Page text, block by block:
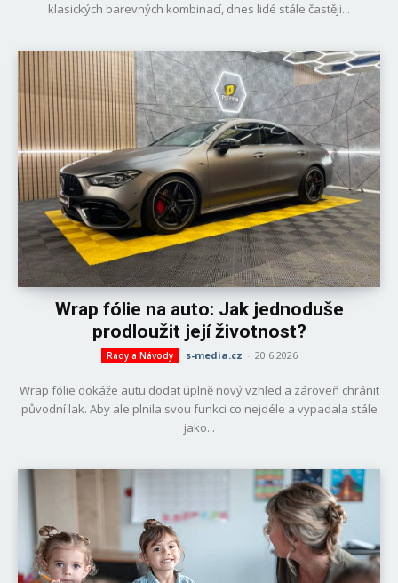
klasických barevných kombinací, dnes lidé stále častěji...
Wrap fólie na auto: Jak jednoduše
prodloužit její životnost?
Rady a Návody s-media.cz - 20.6.2026
Wrap fólie dokáže autu dodat úplně nový vzhled a zároveň chránit
původní lak. Aby ale plnila svou funkci co nejdéle a vypadala stále
jako...